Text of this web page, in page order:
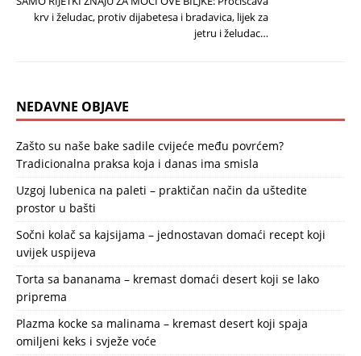
krv i želudac, protiv dijabetesa i bradavica, lijek za
jetru i želudac…
NEDAVNE OBJAVE
Zašto su naše bake sadile cvijeće među povrćem?
Tradicionalna praksa koja i danas ima smisla
Uzgoj lubenica na paleti – praktičan način da uštedite
prostor u bašti
Sočni kolač sa kajsijama – jednostavan domaći recept koji
uvijek uspijeva
Torta sa bananama – kremast domaći desert koji se lako
priprema
Plazma kocke sa malinama – kremast desert koji spaja
omiljeni keks i svježe voće